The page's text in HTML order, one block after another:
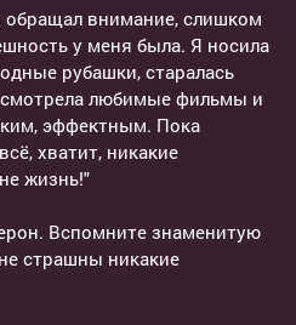
внимание, слишком
у меня была. Я носила
рубашки, старалась
любимые фильмы и
эффектным. Пока
хватит, никакие
жизнь!"
Вспомните знаменитую
страшны никакие